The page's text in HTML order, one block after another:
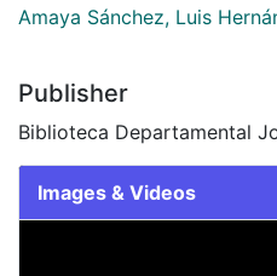
Amaya Sánchez, Luis
Publisher
Biblioteca Departamental
Images & Videos